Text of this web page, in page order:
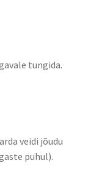
tungida.
veidi jõudu
puhul).